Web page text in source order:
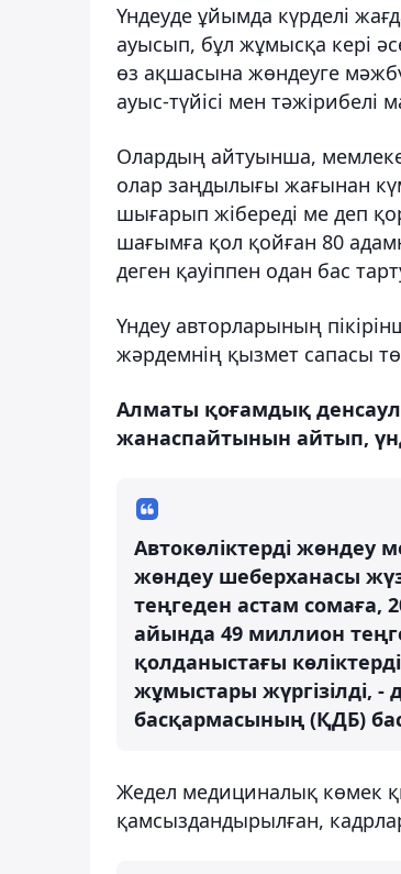
Үндеуде ұйымда күрделі
ауысып, бұл жұмысқа кері
өз ақшасына жөндеуге
ауыс-түйісі мен
Олардың айтуынша,
олар заңдылығы жағынан
шығарып жібереді ме деп
шағымға қол қойған 80
деген қауіппен одан бас
Үндеу авторларының
жәрдемнің қызмет сапасы
Алматы қоғамдық
жанаспайтынын айтып,
Автокөліктерді жөндеу
жөндеу шеберханасы
теңгеден астам сомаға,
айында 49 миллион
қолданыстағы
жұмыстары жүргізілді,
басқармасының (ҚДБ)
Жедел медициналық көмек
қамсыздандырылған,